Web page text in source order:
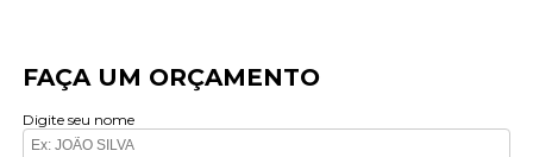
FAÇA UM ORÇAMENTO
Digite seu nome